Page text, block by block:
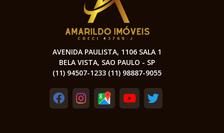
AVENIDA PAULISTA, 1106 SALA 1
BELA VISTA, SAO PAULO - SP
(11) 94507-1233 (11) 98887-9055